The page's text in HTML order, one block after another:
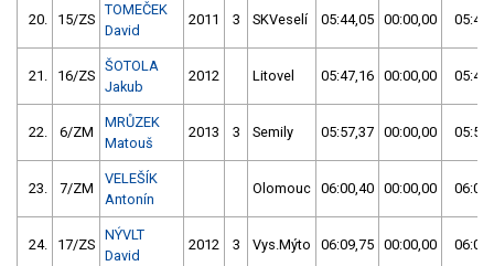
20. 15/ZS
TOMEČEK
David
2011 3 SKVeselí 05:44,05 00:00,00
21. 16/ZS
ŠOTOLA
Jakub
2012 Litovel 05:47,16 00:00,00
22. 6/ZM
MRŮZEK
Matouš
2013 3 Semily 05:57,37 00:00,00
23. 7/ZM
VELEŠÍK
Antonín
Olomouc 06:00,40 00:00,00
24. 17/ZS
NÝVLT
David
2012 3 Vys.Mýto 06:09,75 00:00,00